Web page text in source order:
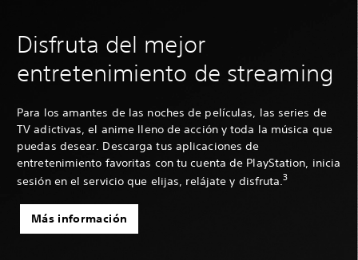
Disfruta del mejor
entretenimiento de streaming
Para los amantes de las noches de películas, las series de
TV adictivas, el anime lleno de acción y toda la música que
puedas desear. Descarga tus aplicaciones de
entretenimiento favoritas con tu cuenta de PlayStation, inicia
sesión en el servicio que elijas, relájate y disfruta.3
Más información